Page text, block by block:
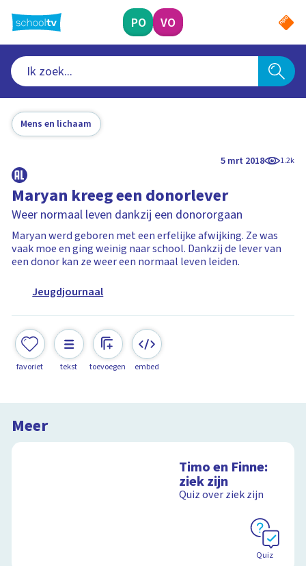
naar
hoofdinhoud
PO VO
Mens en lichaam
5 mrt 2018 1.2k
Maryan kreeg een donorlever
Weer normaal leven dankzij een donororgaan
Maryan werd geboren met een erfelijke afwijking. Ze was
vaak moe en ging weinig naar school. Dankzij de lever van
een donor kan ze weer een normaal leven leiden.
Jeugdjournaal
favoriet tekst toevoegen embed
Meer
Timo en Finne:
ziek zijn
Quiz over ziek zijn
Quiz